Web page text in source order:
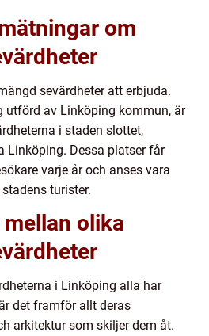
om
sevärdheter att erbjuda.
utförd av Linköping kommun, är
i staden slottet,
Linköping. Dessa platser får
varje år och anses vara
turister.
olika
i Linköping alla har
det framför allt deras
arkitektur som skiljer dem åt.